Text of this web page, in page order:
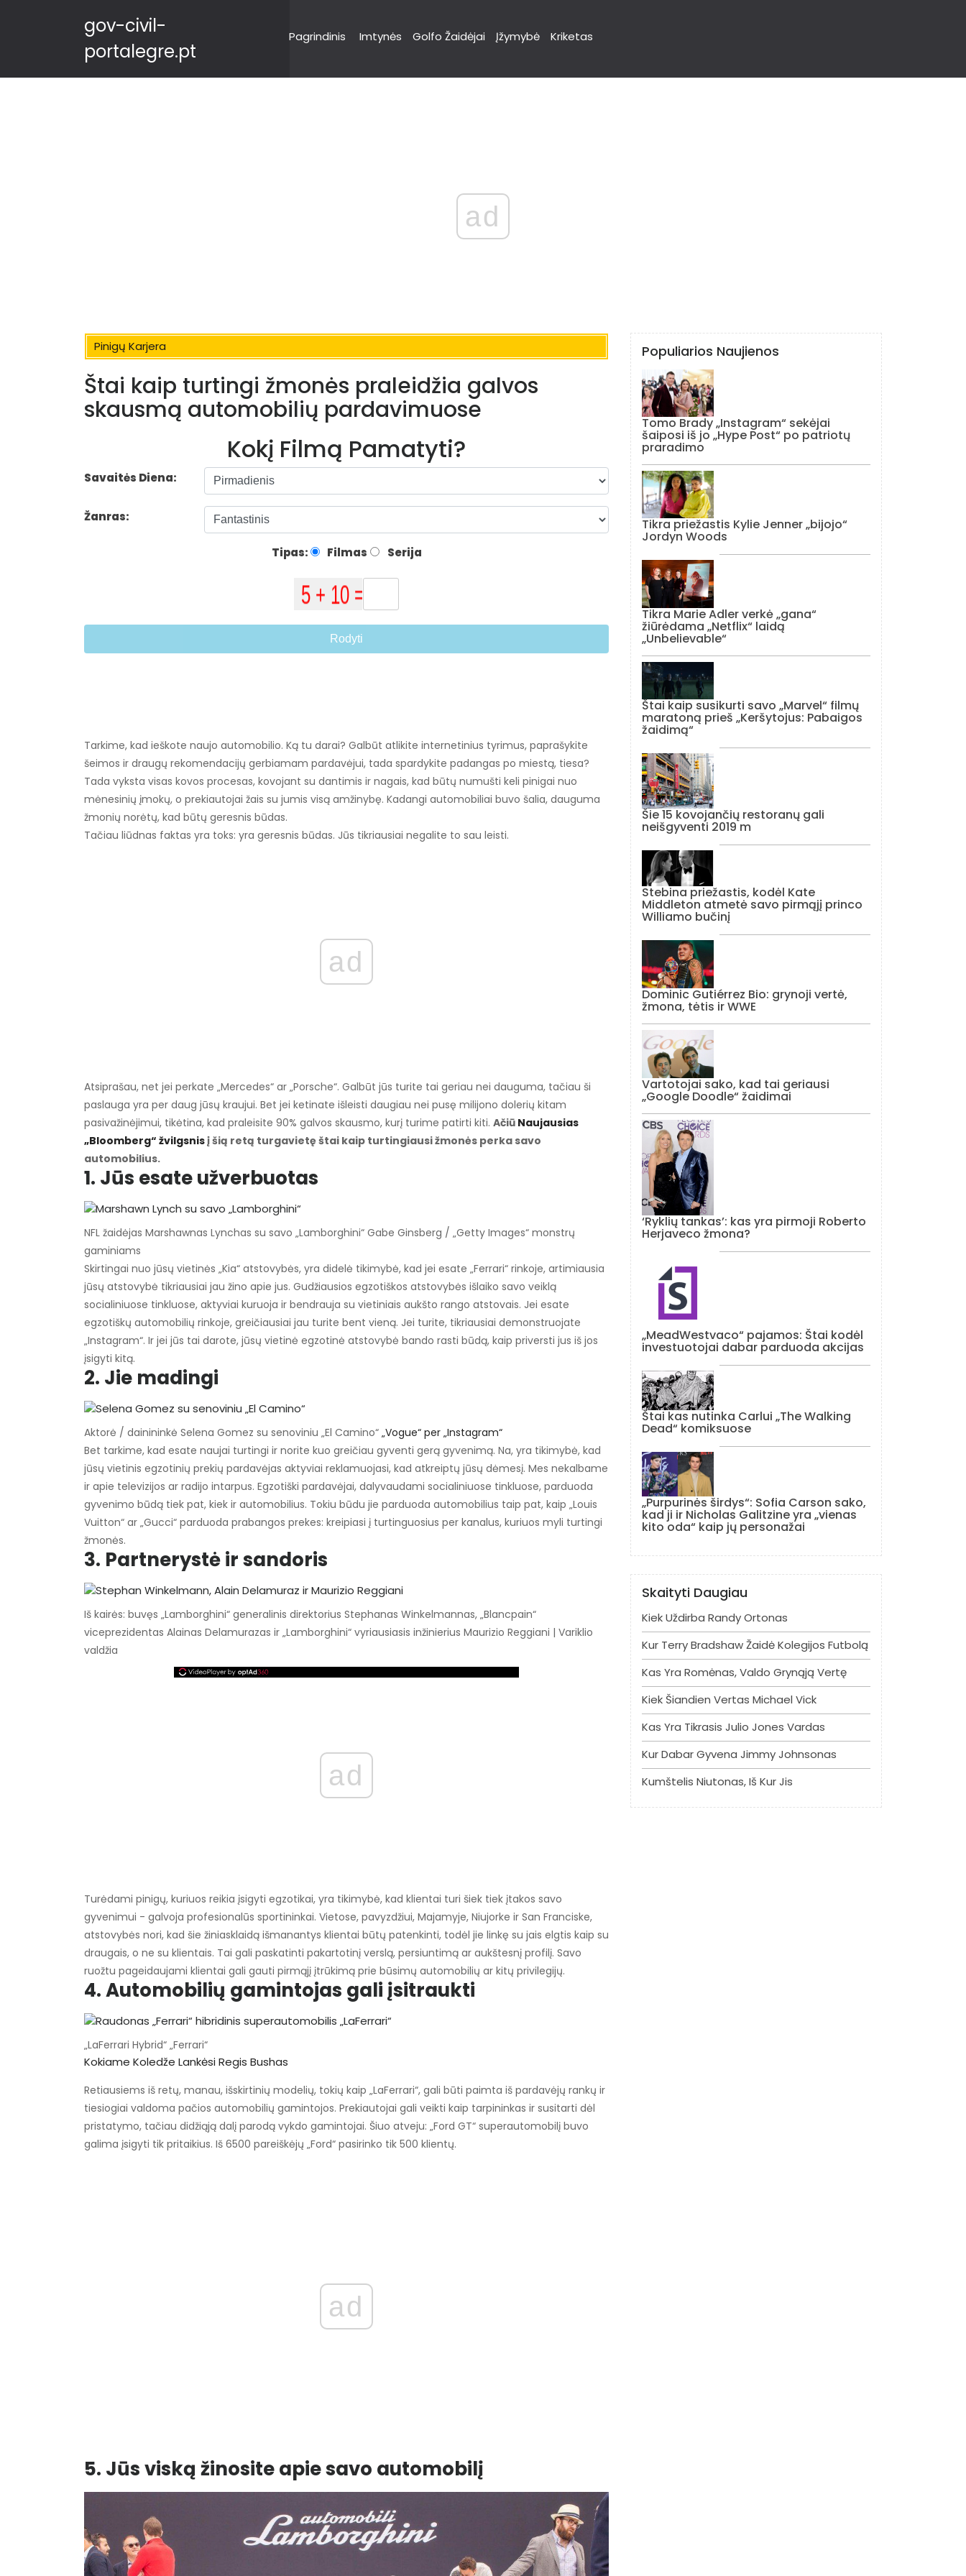
gov-civil-
portalegre.pt
Pagrindinis Imtynės Golfo Žaidėjai Įžymybė Kriketas
ad
Pinigų Karjera
Štai kaip turtingi žmonės praleidžia galvos
skausmą automobilių pardavimuose
Kokį Filmą Pamatyti?
Savaitės Diena:
Žanras:
Tipas: Filmas Serija
Rodyti
Tarkime, kad ieškote naujo automobilio. Ką tu darai? Galbūt atlikite internetinius tyrimus, paprašykite
šeimos ir draugų rekomendacijų gerbiamam pardavėjui, tada spardykite padangas po miestą, tiesa?
Tada vyksta visas kovos procesas, kovojant su dantimis ir nagais, kad būtų numušti keli pinigai nuo
mėnesinių įmokų, o prekiautojai žais su jumis visą amžinybę. Kadangi automobiliai buvo šalia, dauguma
žmonių norėtų, kad būtų geresnis būdas.
Tačiau liūdnas faktas yra toks: yra geresnis būdas. Jūs tikriausiai negalite to sau leisti.
ad
Atsiprašau, net jei perkate „Mercedes“ ar „Porsche“. Galbūt jūs turite tai geriau nei dauguma, tačiau ši
paslauga yra per daug jūsų kraujui. Bet jei ketinate išleisti daugiau nei pusę milijono dolerių kitam
pasivažinėjimui, tikėtina, kad praleisite 90% galvos skausmo, kurį turime patirti kiti. Ačiū Naujausias
„Bloomberg“ žvilgsnisį šią retą turgavietę štai kaip turtingiausi žmonės perka savo
automobilius.
1. Jūs esate užverbuotas
NFL žaidėjas Marshawnas Lynchas su savo „Lamborghini“ Gabe Ginsberg / „Getty Images“ monstrų
gaminiams
Skirtingai nuo jūsų vietinės „Kia“ atstovybės, yra didelė tikimybė, kad jei esate „Ferrari“ rinkoje, artimiausia
jūsų atstovybė tikriausiai jau žino apie jus. Gudžiausios egzotiškos atstovybės išlaiko savo veiklą
socialiniuose tinkluose, aktyviai kuruoja ir bendrauja su vietiniais aukšto rango atstovais. Jei esate
egzotiškų automobilių rinkoje, greičiausiai jau turite bent vieną. Jei turite, tikriausiai demonstruojate
„Instagram“. Ir jei jūs tai darote, jūsų vietinė egzotinė atstovybė bando rasti būdą, kaip priversti jus iš jos
įsigyti kitą.
2. Jie madingi
Aktorė / dainininkė Selena Gomez su senoviniu „El Camino“ „Vogue“ per „Instagram“
Bet tarkime, kad esate naujai turtingi ir norite kuo greičiau gyventi gerą gyvenimą. Na, yra tikimybė, kad
jūsų vietinis egzotinių prekių pardavėjas aktyviai reklamuojasi, kad atkreiptų jūsų dėmesį. Mes nekalbame
ir apie televizijos ar radijo intarpus. Egzotiški pardavėjai, dalyvaudami socialiniuose tinkluose, parduoda
gyvenimo būdą tiek pat, kiek ir automobilius. Tokiu būdu jie parduoda automobilius taip pat, kaip „Louis
Vuitton“ ar „Gucci“ parduoda prabangos prekes: kreipiasi į turtinguosius per kanalus, kuriuos myli turtingi
žmonės.
3. Partnerystė ir sandoris
Iš kairės: buvęs „Lamborghini“ generalinis direktorius Stephanas Winkelmannas, „Blancpain“
viceprezidentas Alainas Delamurazas ir „Lamborghini“ vyriausiasis inžinierius Maurizio Reggiani | Variklio
valdžia
ad
Turėdami pinigų, kuriuos reikia įsigyti egzotikai, yra tikimybė, kad klientai turi šiek tiek įtakos savo
gyvenimui - galvoja profesionalūs sportininkai. Vietose, pavyzdžiui, Majamyje, Niujorke ir San Franciske,
atstovybės nori, kad šie žiniasklaidą išmanantys klientai būtų patenkinti, todėl jie linkę su jais elgtis kaip su
draugais, o ne su klientais. Tai gali paskatinti pakartotinį verslą, persiuntimą ar aukštesnį profilį. Savo
ruožtu pageidaujami klientai gali gauti pirmąjį įtrūkimą prie būsimų automobilių ar kitų privilegijų.
4. Automobilių gamintojas gali įsitraukti
„LaFerrari Hybrid“ „Ferrari“
Kokiame Koledže Lankėsi Regis Bushas
Retiausiems iš retų, manau, išskirtinių modelių, tokių kaip „LaFerrari“, gali būti paimta iš pardavėjų rankų ir
tiesiogiai valdoma pačios automobilių gamintojos. Prekiautojai gali veikti kaip tarpininkas ir susitarti dėl
pristatymo, tačiau didžiąją dalį parodą vykdo gamintojai. Šiuo atveju: „Ford GT“ superautomobilį buvo
galima įsigyti tik pritaikius. Iš 6500 pareiškėjų „Ford“ pasirinko tik 500 klientų.
ad
5. Jūs viską žinosite apie savo automobilį
Populiarios Naujienos
Tomo Brady „Instagram“ sekėjai
šaiposi iš jo „Hype Post“ po patriotų
praradimo
Tikra priežastis Kylie Jenner „bijojo“
Jordyn Woods
Tikra Marie Adler verkė „gana“
žiūrėdama „Netflix“ laidą
„Unbelievable“
Štai kaip susikurti savo „Marvel“ filmų
maratoną prieš „Keršytojus: Pabaigos
žaidimą“
Šie 15 kovojančių restoranų gali
neišgyventi 2019 m
Stebina priežastis, kodėl Kate
Middleton atmetė savo pirmąjį princo
Williamo bučinį
Dominic Gutiérrez Bio: grynoji vertė,
žmona, tėtis ir WWE
Vartotojai sako, kad tai geriausi
„Google Doodle“ žaidimai
‘Ryklių tankas’: kas yra pirmoji Roberto
Herjaveco žmona?
„MeadWestvaco“ pajamos: Štai kodėl
investuotojai dabar parduoda akcijas
Štai kas nutinka Carlui „The Walking
Dead“ komiksuose
„Purpurinės širdys“: Sofia Carson sako,
kad ji ir Nicholas Galitzine yra „vienas
kito oda“ kaip jų personažai
Skaityti Daugiau
Kiek Uždirba Randy Ortonas
Kur Terry Bradshaw Žaidė Kolegijos Futbolą
Kas Yra Romėnas, Valdo Grynąją Vertę
Kiek Šiandien Vertas Michael Vick
Kas Yra Tikrasis Julio Jones Vardas
Kur Dabar Gyvena Jimmy Johnsonas
Kumštelis Niutonas, Iš Kur Jis